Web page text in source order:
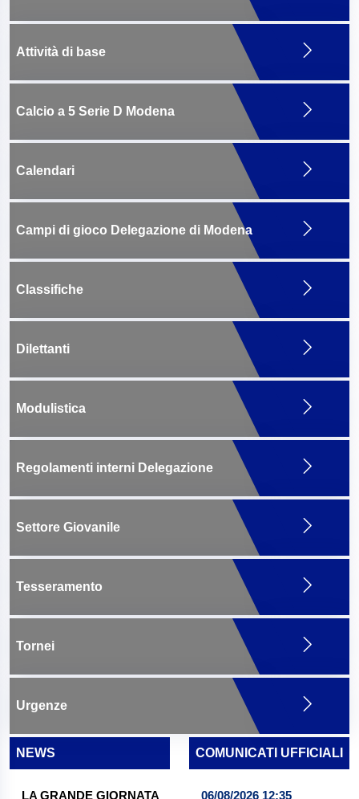
Attività di base
Calcio a 5 Serie D Modena
Calendari
Campi di gioco Delegazione di Modena
Classifiche
Dilettanti
Modulistica
Regolamenti interni Delegazione
Settore Giovanile
Tesseramento
Tornei
Urgenze
NEWS
LA GRANDE GIORNATA
COMUNICATI UFFICIALI
06/08/2026 12:35